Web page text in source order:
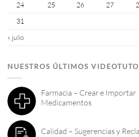
24
25 26 27
31
« julio
NUESTROS ÚLTIMOS
Farmacia – Crear e Importar
Medicamentos
Calidad – Sugerencias y